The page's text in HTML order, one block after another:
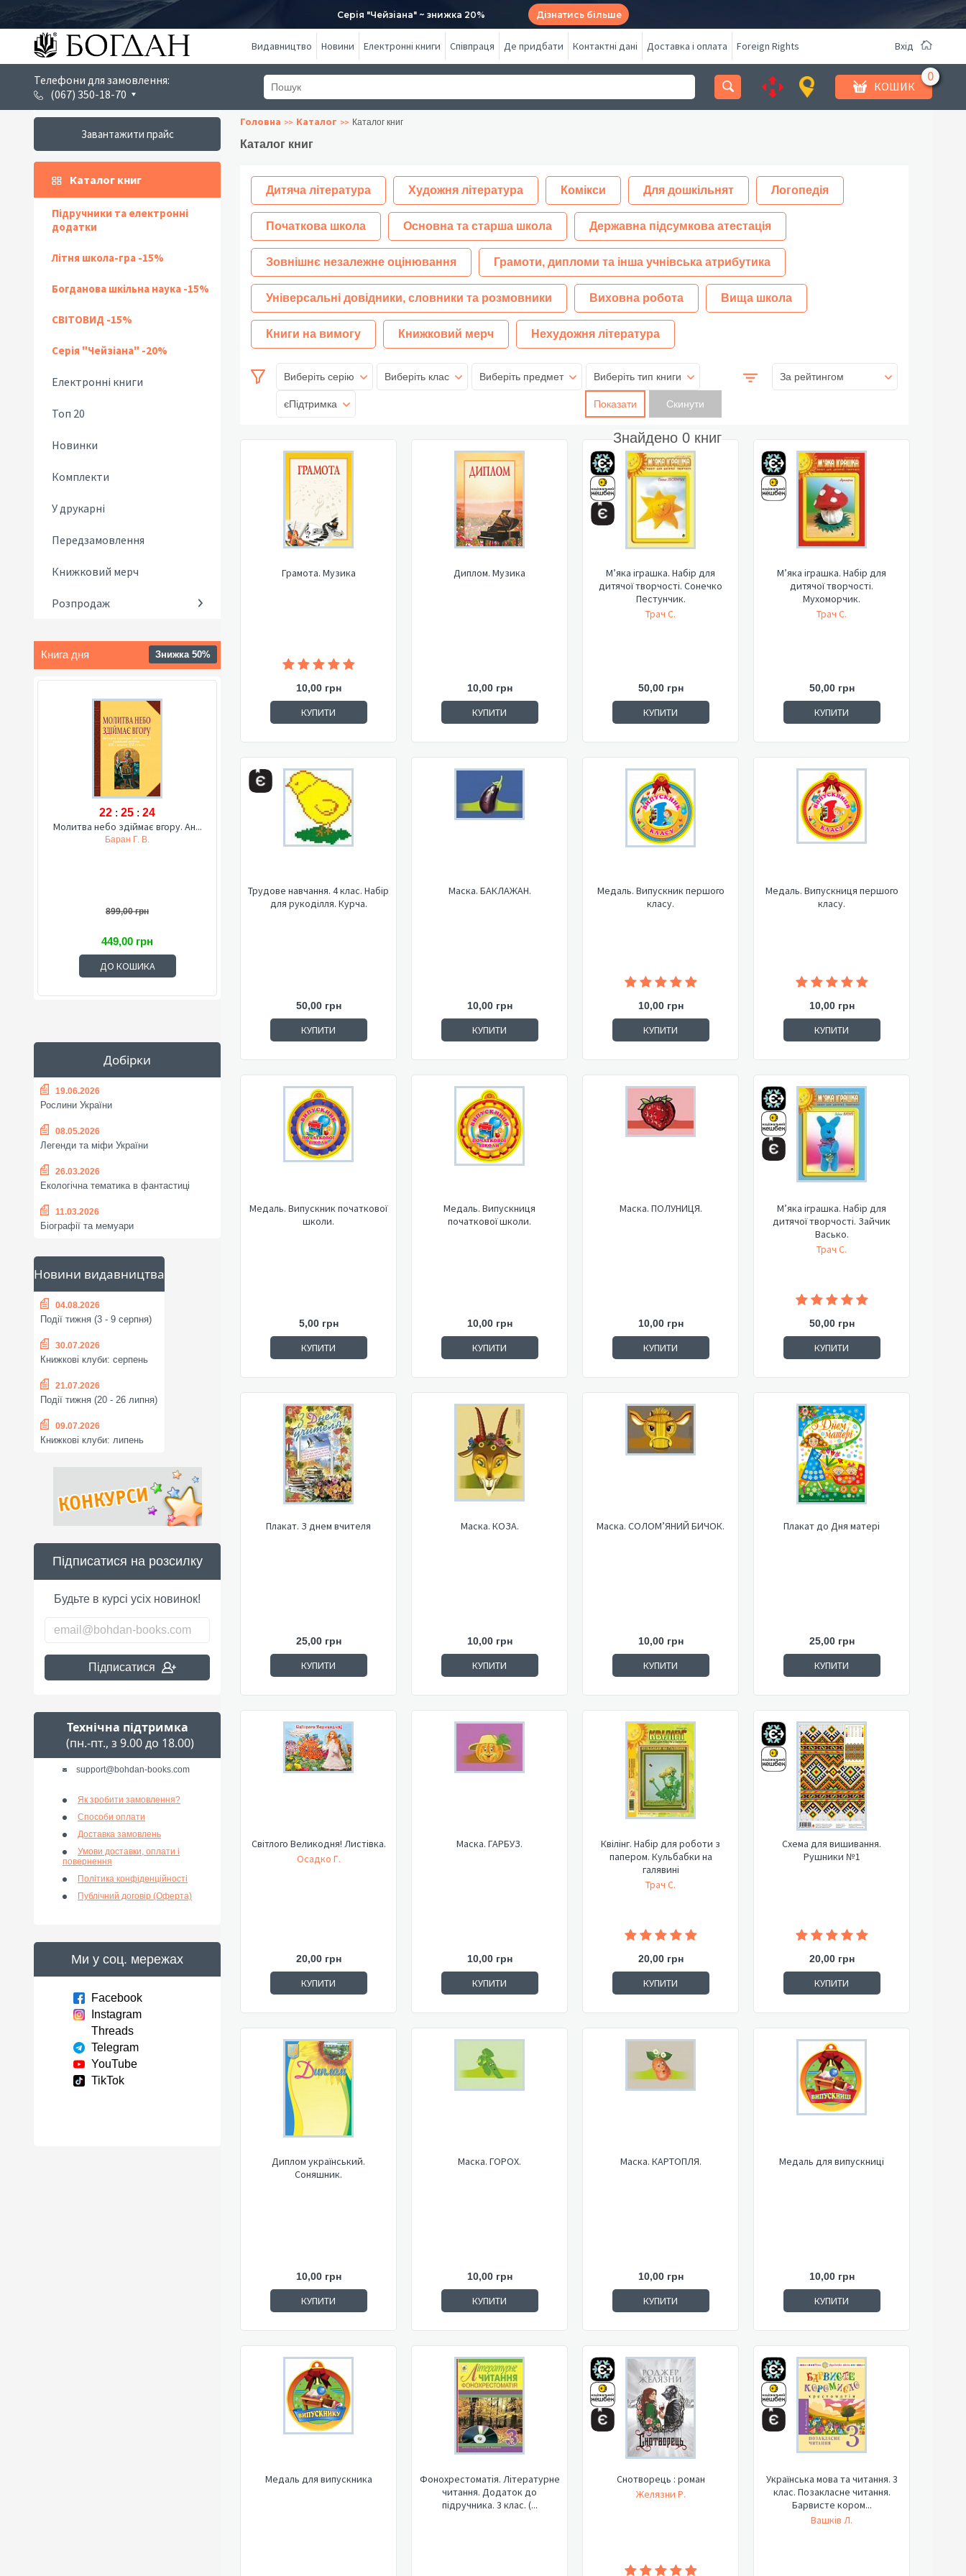
Серія "Чейзіана" ~ знижка 20% Дізнатись більше
Видавництво Новини Електронні книги Співпраця Де придбати Контактні дані Доставка і оплата Foreign Rights Вхід
Телефони для замовлення:
(067) 350-18-70
КОШИК
Завантажити прайс
Каталог книг
Підручники та електронні
додатки
Літня школа-гра -15%
Богданова шкільна наука -15%
СВІТОВИД -15%
Серія "Чейзіана" -20%
Електронні книги
Топ 20
Новинки
Комплекти
У друкарні
Передзамовлення
Книжковий мерч
Розпродаж
Книга дня Знижка 50%
22 : 25 : 23
Молитва небо здіймає вгору. Ан...
Баран Г. В.
899,00 грн
449,00 грн
ДО КОШИКА
Добірки
19.06.2026
Рослини України
08.05.2026
Легенди та міфи України
26.03.2026
Екологічна тематика в фантастиці
11.03.2026
Біографії та мемуари
Новини видавництва
04.08.2026
Події тижня (3 - 9 серпня)
30.07.2026
Книжкові клуби: серпень
21.07.2026
Події тижня (20 - 26 липня)
09.07.2026
Книжкові клуби: липень
Підписатися на розсилку
Будьте в курсі усіх новинок!
Підписатися
Технічна підтримка
(пн.-пт., з 9.00 до 18.00)
support@bohdan-books.com
Як зробити замовлення?
Способи оплати
Доставка замовлень
Умови доставки, оплати і
повернення
Політика конфіденційності
Публічний договір (Оферта)
Ми у соц. мережах
Facebook
Instagram
Threads
Telegram
YouTube
TikTok
Головна Каталог Каталог книг
Каталог книг
Дитяча література Художня література Комікси Для дошкільнят Логопедія
Початкова школа Основна та старша школа Державна підсумкова атестація
Зовнішнє незалежне оцінювання Грамоти, дипломи та інша учнівська атрибутика
Універсальні довідники, словники та розмовники Виховна робота Вища школа
Книги на вимогу Книжковий мерч Нехудожня література
Виберіть серію Виберіть клас Виберіть предмет Виберіть тип книги
єПідтримка Показати
Знайдено 0 книг
За рейтингом
Грамота. Музика
10,00 грн
КУПИТИ
Диплом. Музика
10,00 грн
КУПИТИ
М’яка іграшка. Набір для
дитячої творчості. Сонечко
Пестунчик.
Трач С.
50,00 грн
КУПИТИ
М’яка іграшка. Набір для
дитячої творчості.
Мухоморчик.
Трач С.
50,00 грн
КУПИТИ
Трудове навчання. 4 клас. Набір
для рукоділля. Курча.
50,00 грн
КУПИТИ
Маска. БАКЛАЖАН.
10,00 грн
КУПИТИ
Медаль. Випускник першого
класу.
10,00 грн
КУПИТИ
Медаль. Випускниця першого
класу.
10,00 грн
КУПИТИ
Медаль. Випускник початкової
школи.
5,00 грн
КУПИТИ
Медаль. Випускниця
початкової школи.
10,00 грн
КУПИТИ
Маска. ПОЛУНИЦЯ.
10,00 грн
КУПИТИ
М’яка іграшка. Набір для
дитячої творчості. Зайчик
Васько.
Трач С.
50,00 грн
КУПИТИ
Плакат. З днем вчителя
25,00 грн
КУПИТИ
Маска. КОЗА.
10,00 грн
КУПИТИ
Маска. СОЛОМ’ЯНИЙ БИЧОК.
10,00 грн
КУПИТИ
Плакат до Дня матері
25,00 грн
КУПИТИ
Світлого Великодня! Листівка.
Осадко Г.
20,00 грн
КУПИТИ
Маска. ГАРБУЗ.
10,00 грн
КУПИТИ
Квілінг. Набір для роботи з
папером. Кульбабки на
галявині
Трач С.
20,00 грн
КУПИТИ
Схема для вишивання.
Рушники №1
20,00 грн
КУПИТИ
Диплом український.
Соняшник.
10,00 грн
КУПИТИ
Маска. ГОРОХ.
10,00 грн
КУПИТИ
Маска. КАРТОПЛЯ.
10,00 грн
КУПИТИ
Медаль для випускниці
10,00 грн
КУПИТИ
Медаль для випускника
Фонохрестоматія. Літературне
читання. Додаток до
підручника. 3 клас. (...
Снотворець : роман
Желязни Р.
Українська мова та читання. 3
клас. Позакласне читання.
Барвисте кором...
Вашків Л.